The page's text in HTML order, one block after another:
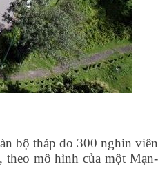
bộ tháp do 300 nghìn
mô hình của một